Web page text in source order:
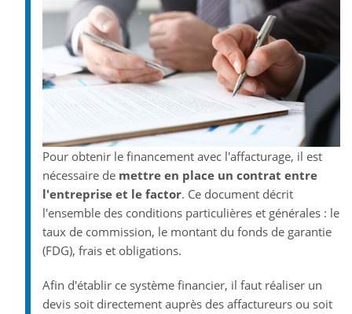
Pour obtenir le financement avec l'affacturage, il est
nécessaire de mettre en place un contrat entre
l'entreprise et le factor. Ce document décrit
l'ensemble des conditions particulières et générales : le
taux de commission, le montant du fonds de garantie
(FDG), frais et obligations.
Afin d'établir ce système financier, il faut réaliser un
devis soit directement auprès des affactureurs ou soit